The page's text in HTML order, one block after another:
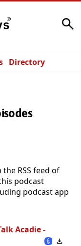
Directory
RSS feed of
podcast
podcast app
Acadie -